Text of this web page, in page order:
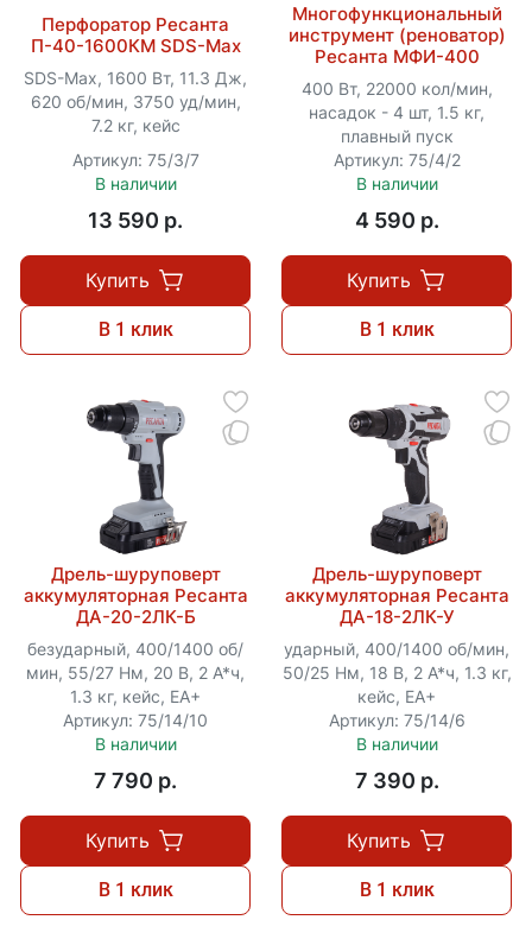
Перфоратор Ресанта
П-40-1600КМ SDS-Max
SDS-Max, 1600 Вт, 11.3 Дж,
620 об/мин, 3750 уд/мин,
7.2 кг, кейс
Артикул: 75/3/7
В наличии
13 590 p.
Купить
В 1 клик
Многофункциональный
инструмент (реноватор)
Ресанта МФИ-400
400 Вт, 22000 кол/мин,
насадок - 4 шт, 1.5 кг,
плавный пуск
Артикул: 75/4/2
В наличии
4 590 p.
Купить
В 1 клик
Дрель-шуруповерт
аккумуляторная Ресанта
ДА-20-2ЛК-Б
безударный, 400/1400 об/
мин, 55/27 Нм, 20 В, 2 А*ч,
1.3 кг, кейс, ЕА+
Артикул: 75/14/10
В наличии
7 790 p.
Купить
В 1 клик
Дрель-шуруповерт
аккумуляторная Ресанта
ДА-18-2ЛК-У
ударный, 400/1400 об/мин,
50/25 Нм, 18 В, 2 А*ч, 1.3 кг,
кейс, ЕА+
Артикул: 75/14/6
В наличии
7 390 p.
Купить
В 1 клик